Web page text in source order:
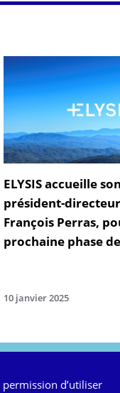
ELYSIS accueille
président-
François Perras,
prochaine phase de
10 janvier 2025
d’utiliser